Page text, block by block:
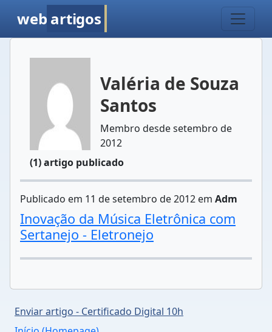
web artigos
Valéria de Souza
Santos
Membro desde setembro de
2012
(1) artigo publicado
Publicado em 11 de setembro de 2012 em Adm
Inovação da Música Eletrônica com
Sertanejo - Eletronejo
Enviar artigo - Certificado Digital 10h